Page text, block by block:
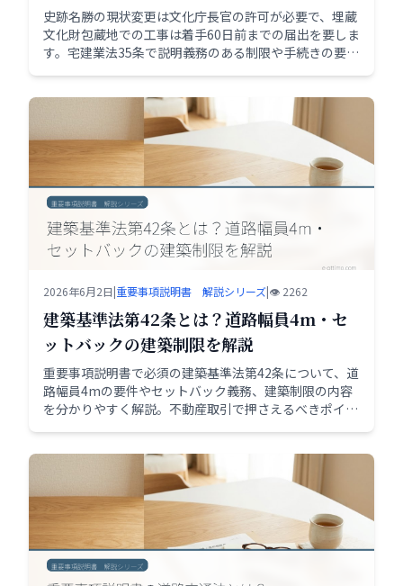
史跡名勝の現状変更は文化庁長官の許可が必要で、埋蔵
文化財包蔵地での工事は着手60日前までの届出を要しま
す。宅建業法35条で説明義務のある制限や手続きの要点
2026年6月2日|重要事項説明書 解説シリーズ|👁️ 2262
建築基準法第42条とは？道路幅員4m・セ
ットバックの建築制限を解説
重要事項説明書で必須の建築基準法第42条について、道
路幅員4mの要件やセットバック義務、建築制限の内容
を分かりやすく解説。不動産取引で押さえるべきポイン